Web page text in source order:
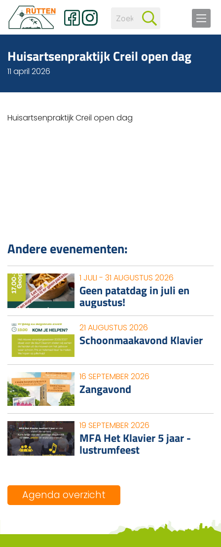
Huisartsenpraktijk Creil open dag
11 april 2026
Huisartsenpraktijk Creil open dag
Andere evenementen:
1 JULI - 31 AUGUSTUS 2026
Geen patatdag in juli en
augustus!
21 AUGUSTUS 2026
Schoonmaakavond Klavier
16 SEPTEMBER 2026
Zangavond
19 SEPTEMBER 2026
MFA Het Klavier 5 jaar -
lustrumfeest
Agenda overzicht